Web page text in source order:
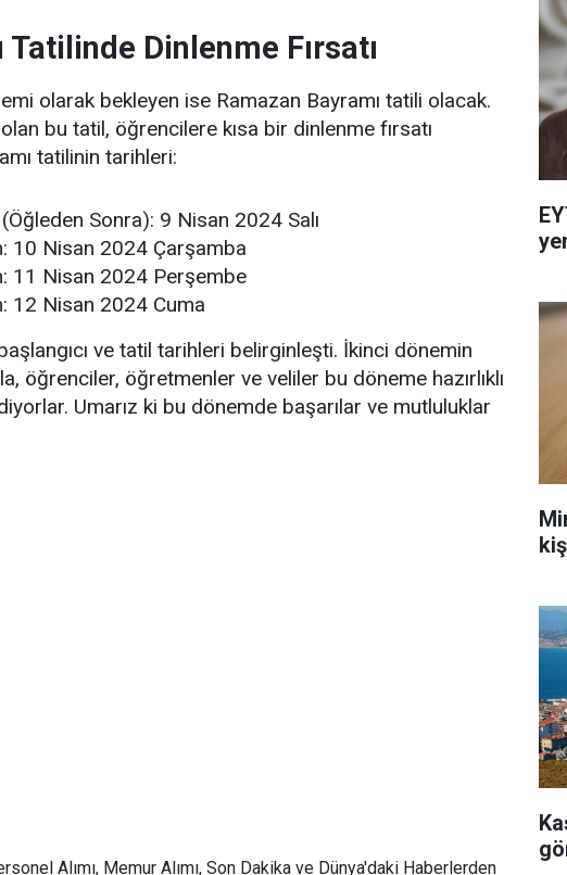
Tatilinde Dinlenme Fırsatı
olarak bekleyen ise Ramazan Bayramı tatili olacak.
bu tatil, öğrencilere kısa bir dinlenme fırsatı
tatilinin tarihleri:
Sonra): 9 Nisan 2024 Salı
10 Nisan 2024 Çarşamba
11 Nisan 2024 Perşembe
12 Nisan 2024 Cuma
ve tatil tarihleri belirginleşti. İkinci dönemin
öğrenciler, öğretmenler ve veliler bu döneme hazırlıklı
Umarız ki bu dönemde başarılar ve mutluluklar
Alımı, Memur Alımı, Son Dakika ve Dünya'daki Haberlerden